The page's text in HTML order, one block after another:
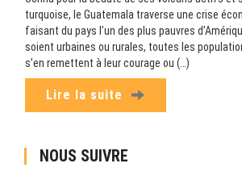
turquoise, le Guatemala traverse une crise
faisant du pays l’un des plus pauvres
soient urbaines ou rurales, toutes les
s’en remettent à leur courage ou (…)
Lire la suite
NOUS SUIVRE